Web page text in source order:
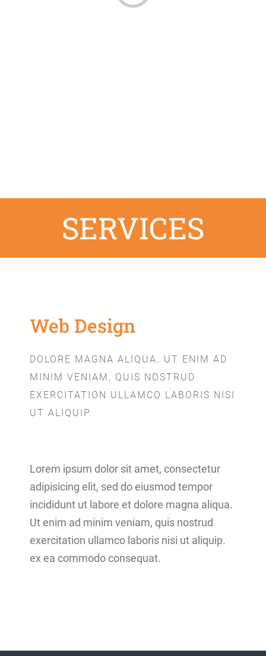
SERVICES
Web Design
DOLORE MAGNA ALIQUA. UT ENIM AD
MINIM VENIAM, QUIS NOSTRUD
EXERCITATION ULLAMCO LABORIS NISI
UT ALIQUIP.
Lorem ipsum dolor sit amet, consectetur
adipisicing elit, sed do eiusmod tempor
incididunt ut labore et dolore magna aliqua.
Ut enim ad minim veniam, quis nostrud
exercitation ullamco laboris nisi ut aliquip.
ex ea commodo consequat.